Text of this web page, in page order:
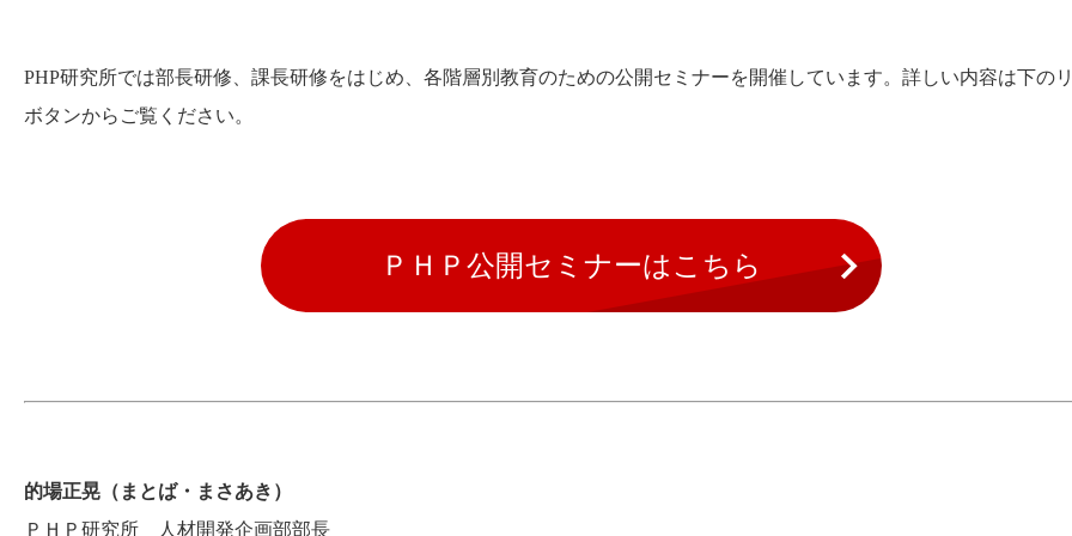
PHP研究所では部長研修、課長研修をはじめ、各階層別教育のための公開セミナーを開催しています。詳しい内容は下の
ボタンからご覧ください。
ＰＨＰ公開セミナーはこちら
的場正晃（まとば・まさあき）
ＰＨＰ研究所 人材開発企画部部長